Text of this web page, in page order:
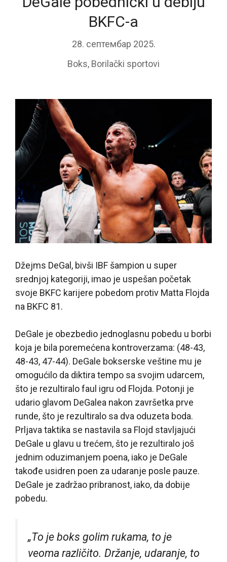
BKFC-a
28. септембар 2025.
Boks, Borilački sportovi
Džejms DeGal, bivši IBF šampion u super
srednjoj kategoriji, imao je uspešan početak
svoje BKFC karijere pobedom protiv Matta Flojda
na BKFC 81.
DeGale je obezbedio jednoglasnu pobedu u borbi
koja je bila poremećena kontroverzama: (48-43,
48-43, 47-44). DeGale bokserske veštine mu je
omogućilo da diktira tempo sa svojim udarcem,
što je rezultiralo faul igru od Flojda. Potonji je
udario glavom DeGalea nakon završetka prve
runde, što je rezultiralo sa dva oduzeta boda.
Prljava taktika se nastavila sa Flojd stavljajući
DeGale u glavu u trećem, što je rezultiralo još
jednim oduzimanjem poena, iako je DeGale
takođe usidren poen za udaranje posle pauze.
DeGale je zadržao pribranost, iako, da dobije
pobedu.
„To je boks golim rukama, to je
veoma različito. Držanje, udaranje, to